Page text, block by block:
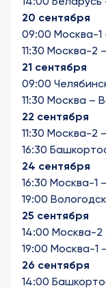
20 сентября
09:00 Москва-1
11:30 Москва-2
21 сентября
09:00
11:30 Москва –
22 сентября
11:30 Москва-2
16:30
24 сентября
16:30 Москва-1
19:00
25 сентября
14:00 Москва-
19:00 Москва-1
26 сентября
14:00